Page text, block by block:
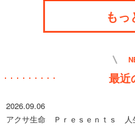
もっ
最近
2026.09.06
アクサ生命 Ｐｒｅｓｅｎｔｓ 人